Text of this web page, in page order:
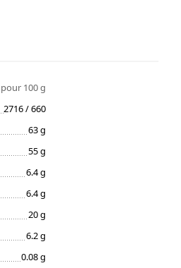
pour 100 g
2716 / 660
63 g
55 g
6.4 g
6.4 g
20 g
6.2 g
0.08 g